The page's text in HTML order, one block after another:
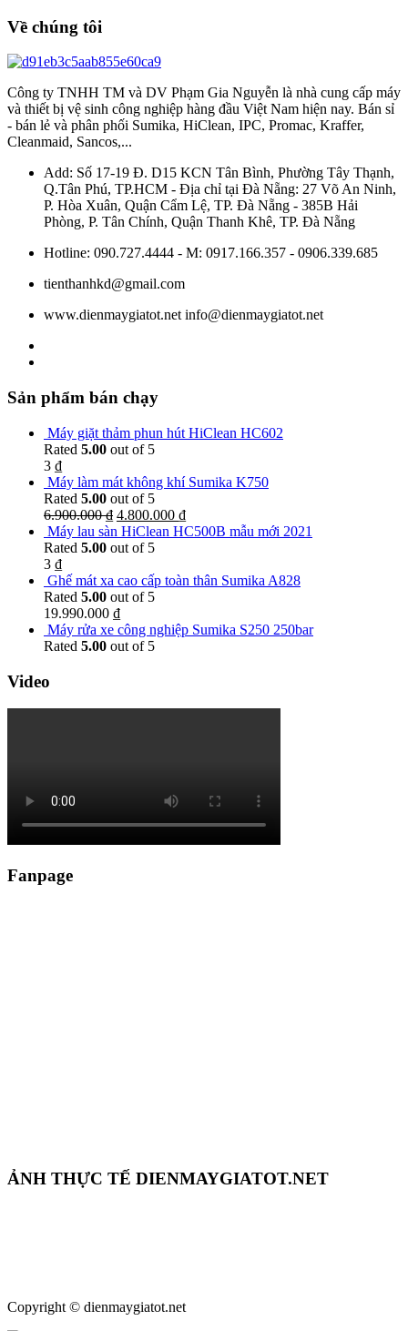
Về chúng tôi
Công ty TNHH TM và DV Phạm Gia Nguyễn là nhà cung cấp máy
và thiết bị vệ sinh công nghiệp hàng đầu Việt Nam hiện nay. Bán sỉ
- bán lẻ và phân phối Sumika, HiClean, IPC, Promac, Kraffer,
Cleanmaid, Sancos,...
Add: Số 17-19 Đ. D15 KCN Tân Bình, Phường Tây Thạnh,
Q.Tân Phú, TP.HCM - Địa chỉ tại Đà Nẵng: 27 Võ An Ninh,
P. Hòa Xuân, Quận Cẩm Lệ, TP. Đà Nẵng - 385B Hải
Phòng, P. Tân Chính, Quận Thanh Khê, TP. Đà Nẵng
Hotline: 090.727.4444 - M: 0917.166.357 - 0906.339.685
tienthanhkd@gmail.com
www.dienmaygiatot.net info@dienmaygiatot.net
Sản phẩm bán chạy
Máy giặt thảm phun hút HiClean HC602
Rated 5.00 out of 5
3 ₫
Máy làm mát không khí Sumika K750
Rated 5.00 out of 5
6.900.000₫ 4.800.000 ₫
Máy lau sàn HiClean HC500B mẫu mới 2021
Rated 5.00 out of 5
3 ₫
Ghế mát xa cao cấp toàn thân Sumika A828
Rated 5.00 out of 5
19.990.000 ₫
Máy rửa xe công nghiệp Sumika S250 250bar
Rated 5.00 out of 5
Video
Fanpage
ẢNH THỰC TẾ DIENMAYGIATOT.NET
Copyright © dienmaygiatot.net